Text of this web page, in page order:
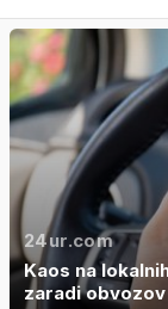
24ur.com
Kaos na
zaradi obvozov